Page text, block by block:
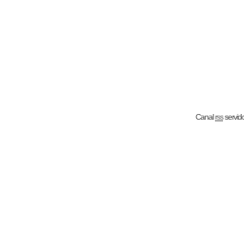
Canalrss